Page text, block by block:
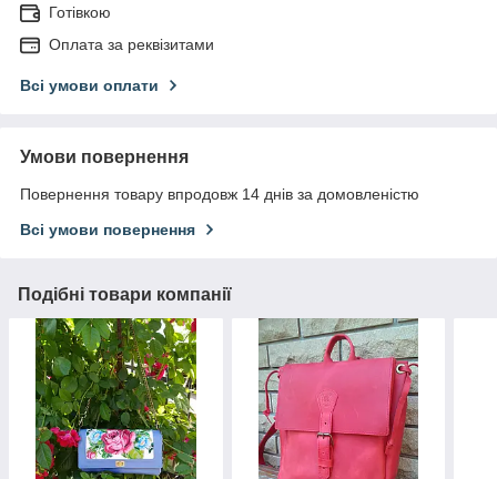
Готівкою
Оплата за реквізитами
Всі умови оплати
Умови повернення
Повернення товару впродовж 14 днів за домовленістю
Всі умови повернення
Подібні товари компанії